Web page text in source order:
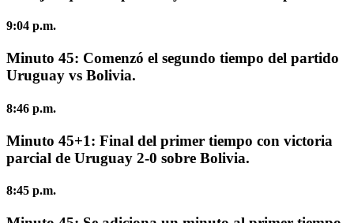
9:04 p.m.
Minuto 45: Comenzó el segundo tiempo del partido
Uruguay vs Bolivia.
8:46 p.m.
Minuto 45+1: Final del primer tiempo con victoria
parcial de Uruguay 2-0 sobre Bolivia.
8:45 p.m.